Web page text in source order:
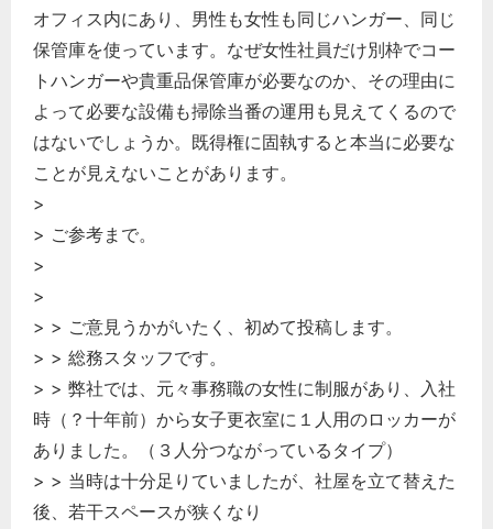
オフィス内にあり、男性も女性も同じハンガー、同じ
保管庫を使っています。なぜ女性社員だけ別枠でコー
トハンガーや貴重品保管庫が必要なのか、その理由に
よって必要な設備も掃除当番の運用も見えてくるので
はないでしょうか。既得権に固執すると本当に必要な
ことが見えないことがあります。
>
> ご参考まで。
>
>
> > ご意見うかがいたく、初めて投稿します。
> > 総務スタッフです。
> > 弊社では、元々事務職の女性に制服があり、入社
時（？十年前）から女子更衣室に１人用のロッカーが
ありました。（３人分つながっているタイプ）
> > 当時は十分足りていましたが、社屋を立て替えた
後、若干スペースが狭くなり
企業法務
経営の知恵
総務の給湯室
秘書のノウハウ
次へ